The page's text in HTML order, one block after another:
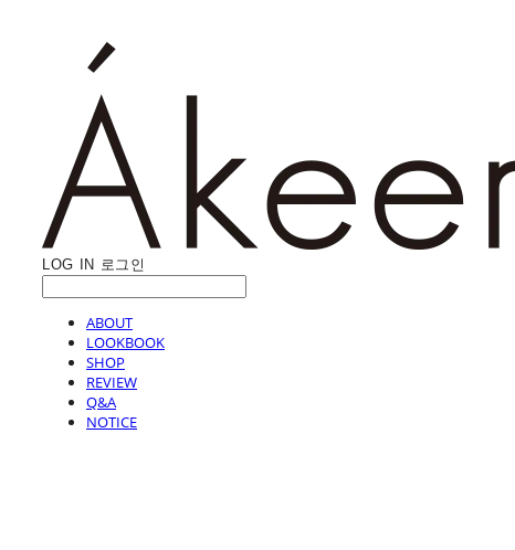
LOG IN 로그인
ABOUT
LOOKBOOK
SHOP
REVIEW
Q&A
NOTICE